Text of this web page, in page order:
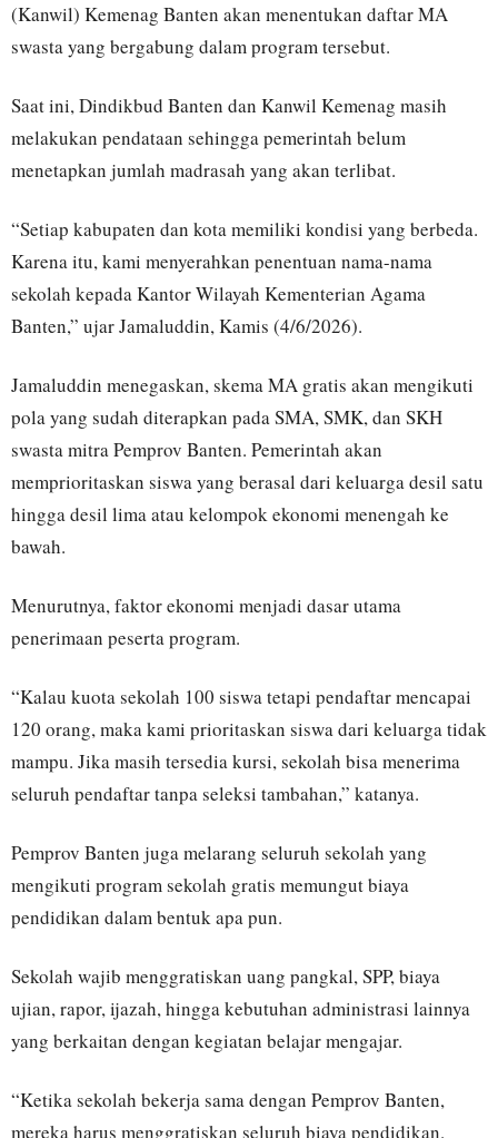
(Kanwil) Kemenag Banten akan menentukan daftar MA
swasta yang bergabung dalam program tersebut.
Saat ini, Dindikbud Banten dan Kanwil Kemenag masih
melakukan pendataan sehingga pemerintah belum
menetapkan jumlah madrasah yang akan terlibat.
“Setiap kabupaten dan kota memiliki kondisi yang berbeda.
Karena itu, kami menyerahkan penentuan nama-nama
sekolah kepada Kantor Wilayah Kementerian Agama
Banten,” ujar Jamaluddin, Kamis (4/6/2026).
Jamaluddin menegaskan, skema MA gratis akan mengikuti
pola yang sudah diterapkan pada SMA, SMK, dan SKH
swasta mitra Pemprov Banten. Pemerintah akan
memprioritaskan siswa yang berasal dari keluarga desil satu
hingga desil lima atau kelompok ekonomi menengah ke
bawah.
Menurutnya, faktor ekonomi menjadi dasar utama
penerimaan peserta program.
“Kalau kuota sekolah 100 siswa tetapi pendaftar mencapai
120 orang, maka kami prioritaskan siswa dari keluarga tidak
mampu. Jika masih tersedia kursi, sekolah bisa menerima
seluruh pendaftar tanpa seleksi tambahan,” katanya.
Pemprov Banten juga melarang seluruh sekolah yang
mengikuti program sekolah gratis memungut biaya
pendidikan dalam bentuk apa pun.
Sekolah wajib menggratiskan uang pangkal, SPP, biaya
ujian, rapor, ijazah, hingga kebutuhan administrasi lainnya
yang berkaitan dengan kegiatan belajar mengajar.
“Ketika sekolah bekerja sama dengan Pemprov Banten,
mereka harus menggratiskan seluruh biaya pendidikan.